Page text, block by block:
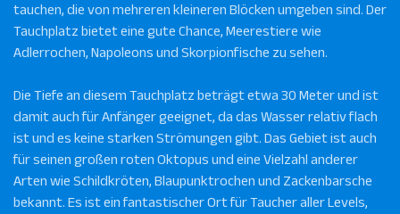
tauchen, die von mehreren kleineren Blöcken umgeben sind. Der
Tauchplatz bietet eine gute Chance, Meerestiere wie
Adlerrochen, Napoleons und Skorpionfische zu sehen.
Die Tiefe an diesem Tauchplatz beträgt etwa 30 Meter und ist
damit auch für Anfänger geeignet, da das Wasser relativ flach
ist und es keine starken Strömungen gibt. Das Gebiet ist auch
für seinen großen roten Oktopus und eine Vielzahl anderer
Arten wie Schildkröten, Blaupunktrochen und Zackenbarsche
bekannt. Es ist ein fantastischer Ort für Taucher aller Levels,